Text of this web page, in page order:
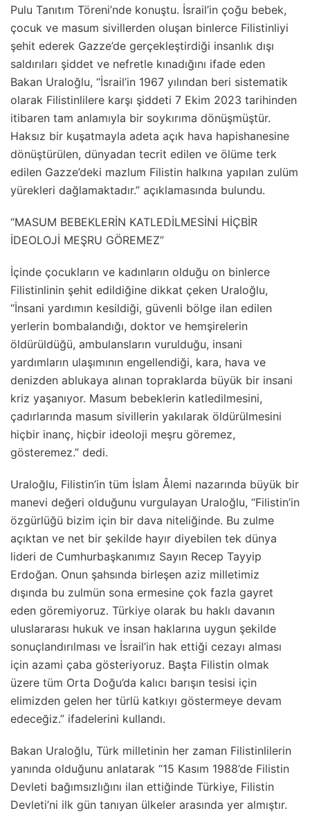
Pulu Tanıtım Töreni’nde konuştu. İsrail’in çoğu bebek,
çocuk ve masum sivillerden oluşan binlerce Filistinliyi
şehit ederek Gazze’de gerçekleştirdiği insanlık dışı
saldırıları şiddet ve nefretle kınadığını ifade eden
Bakan Uraloğlu, “İsrail’in 1967 yılından beri sistematik
olarak Filistinlilere karşı şiddeti 7 Ekim 2023 tarihinden
itibaren tam anlamıyla bir soykırıma dönüşmüştür.
Haksız bir kuşatmayla adeta açık hava hapishanesine
dönüştürülen, dünyadan tecrit edilen ve ölüme terk
edilen Gazze’deki mazlum Filistin halkına yapılan zulüm
yürekleri dağlamaktadır.” açıklamasında bulundu.
“MASUM BEBEKLERİN KATLEDİLMESİNİ HİÇBİR
İDEOLOJİ MEŞRU GÖREMEZ”
İçinde çocukların ve kadınların olduğu on binlerce
Filistinlinin şehit edildiğine dikkat çeken Uraloğlu,
“İnsani yardımın kesildiği, güvenli bölge ilan edilen
yerlerin bombalandığı, doktor ve hemşirelerin
öldürüldüğü, ambulansların vurulduğu, insani
yardımların ulaşımının engellendiği, kara, hava ve
denizden ablukaya alınan topraklarda büyük bir insani
kriz yaşanıyor. Masum bebeklerin katledilmesini,
çadırlarında masum sivillerin yakılarak öldürülmesini
hiçbir inanç, hiçbir ideoloji meşru göremez,
gösteremez.” dedi.
Uraloğlu, Filistin’in tüm İslam Âlemi nazarında büyük bir
manevi değeri olduğunu vurgulayan Uraloğlu, “Filistin’in
özgürlüğü bizim için bir dava niteliğinde. Bu zulme
açıktan ve net bir şekilde hayır diyebilen tek dünya
lideri de Cumhurbaşkanımız Sayın Recep Tayyip
Erdoğan. Onun şahsında birleşen aziz milletimiz
dışında bu zulmün sona ermesine çok fazla gayret
eden göremiyoruz. Türkiye olarak bu haklı davanın
uluslararası hukuk ve insan haklarına uygun şekilde
sonuçlandırılması ve İsrail’in hak ettiği cezayı alması
için azami çaba gösteriyoruz. Başta Filistin olmak
üzere tüm Orta Doğu’da kalıcı barışın tesisi için
elimizden gelen her türlü katkıyı göstermeye devam
edeceğiz.” ifadelerini kullandı.
Bakan Uraloğlu, Türk milletinin her zaman Filistinlilerin
yanında olduğunu anlatarak “15 Kasım 1988’de Filistin
Devleti bağımsızlığını ilan ettiğinde Türkiye, Filistin
Devleti’ni ilk gün tanıyan ülkeler arasında yer almıştır.